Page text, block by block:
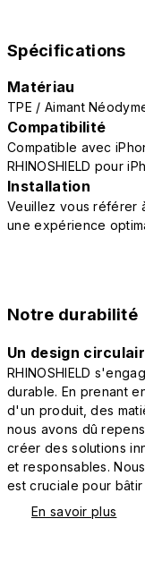
Spécifications
Matériau
TPE / Aimant
Compatibilité
Compatible avec
RHINOSHIELD pour
Installation
Veuillez vous référer
une expérience
Notre durabilité
Un design
RHINOSHIELD
durable. En prenant
d'un produit, des
nous avons dû
créer des solutions
et responsables.
est cruciale pour
En savoir plus